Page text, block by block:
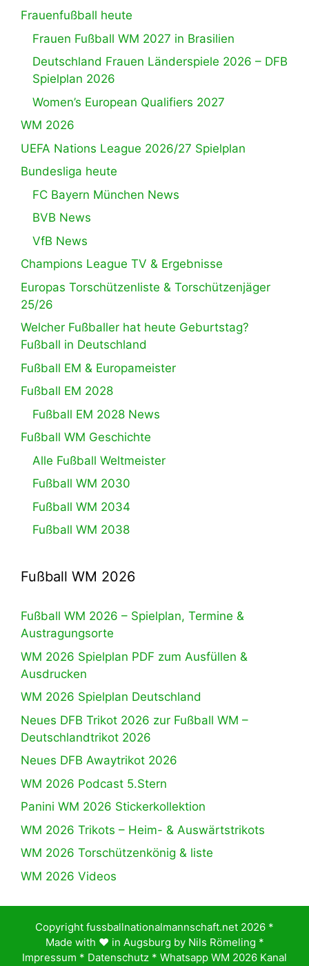
Frauenfußball heute
Frauen Fußball WM 2027 in Brasilien
Deutschland Frauen Länderspiele 2026 – DFB
Spielplan 2026
Women’s European Qualifiers 2027
WM 2026
UEFA Nations League 2026/27 Spielplan
Bundesliga heute
FC Bayern München News
BVB News
VfB News
Champions League TV & Ergebnisse
Europas Torschützenliste & Torschützenjäger
25/26
Welcher Fußballer hat heute Geburtstag?
Fußball in Deutschland
Fußball EM & Europameister
Fußball EM 2028
Fußball EM 2028 News
Fußball WM Geschichte
Alle Fußball Weltmeister
Fußball WM 2030
Fußball WM 2034
Fußball WM 2038
Fußball WM 2026
Fußball WM 2026 – Spielplan, Termine &
Austragungsorte
WM 2026 Spielplan PDF zum Ausfüllen &
Ausdrucken
WM 2026 Spielplan Deutschland
Neues DFB Trikot 2026 zur Fußball WM –
Deutschlandtrikot 2026
Neues DFB Awaytrikot 2026
WM 2026 Podcast 5.Stern
Panini WM 2026 Stickerkollektion
WM 2026 Trikots – Heim- & Auswärtstrikots
WM 2026 Torschützenkönig & liste
WM 2026 Videos
Copyright fussballnationalmannschaft.net 2026 *
Made with ♥️ in Augsburg by Nils Römeling *
Impressum * Datenschutz * Whatsapp WM 2026 Kanal